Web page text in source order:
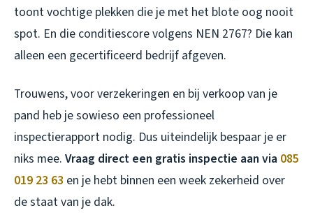
toont vochtige plekken die je met het blote oog nooit
spot. En die conditiescore volgens NEN 2767? Die kan
alleen een gecertificeerd bedrijf afgeven.
Trouwens, voor verzekeringen en bij verkoop van je
pand heb je sowieso een professioneel
inspectierapport nodig. Dus uiteindelijk bespaar je er
niks mee. Vraag direct een gratis inspectie aan via 085
019 23 63 en je hebt binnen een week zekerheid over
de staat van je dak.